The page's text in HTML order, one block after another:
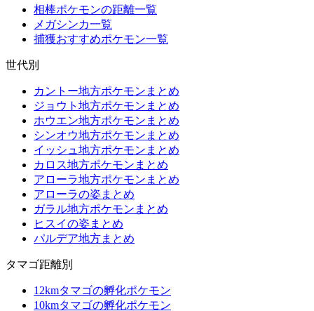
相棒ポケモンの距離一覧
メガシンカ一覧
捕獲おすすめポケモン一覧
世代別
カントー地方ポケモンまとめ
ジョウト地方ポケモンまとめ
ホウエン地方ポケモンまとめ
シンオウ地方ポケモンまとめ
イッシュ地方ポケモンまとめ
カロス地方ポケモンまとめ
アローラ地方ポケモンまとめ
アローラの姿まとめ
ガラル地方ポケモンまとめ
ヒスイの姿まとめ
パルデア地方まとめ
タマゴ距離別
12kmタマゴの孵化ポケモン
10kmタマゴの孵化ポケモン